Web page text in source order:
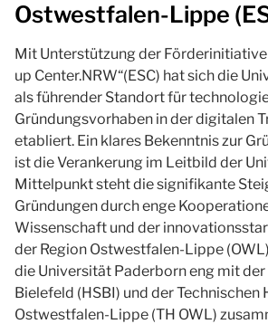
Ostwestfalen-Lippe
Mit Unterstützung der Förderinitiative
up Center.NRW“(ESC) hat sich die
als führender Standort für
Gründungsvorhaben in der digitalen
etabliert. Ein klares Bekenntnis zur
ist die Verankerung im Leitbild der
Mittelpunkt steht die signifikante
Gründungen durch enge
Wissenschaft und der
der Region Ostwestfalen-Lippe
die Universität Paderborn eng mit
Bielefeld (HSBI) und der Technischen
Ostwestfalen-Lippe (TH OWL)